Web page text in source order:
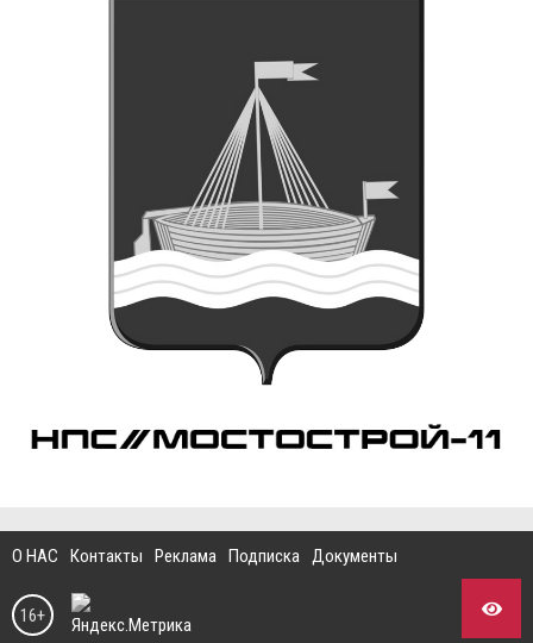
О НАС Контакты Реклама Подписка Документы
16+